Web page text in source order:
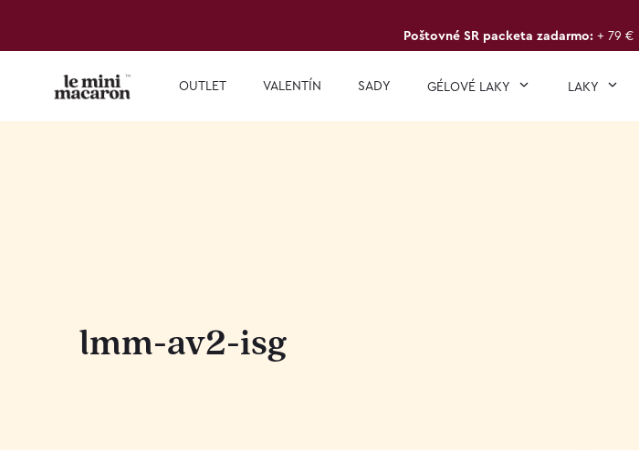
Poštovné SR packeta zadarmo: + 79 €
OUTLET VALENTÍN SADY GÉLOVÉ LAKY LAKY
lmm-av2-isg